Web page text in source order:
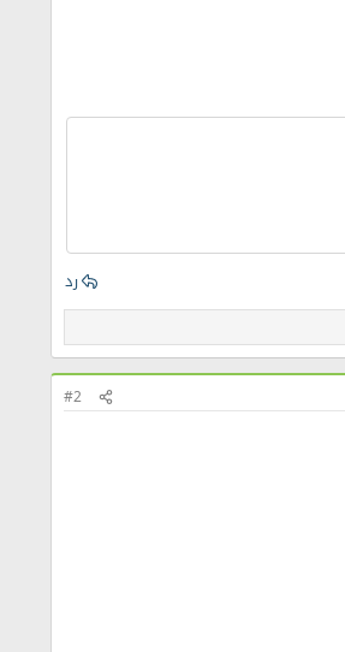
رد
#2